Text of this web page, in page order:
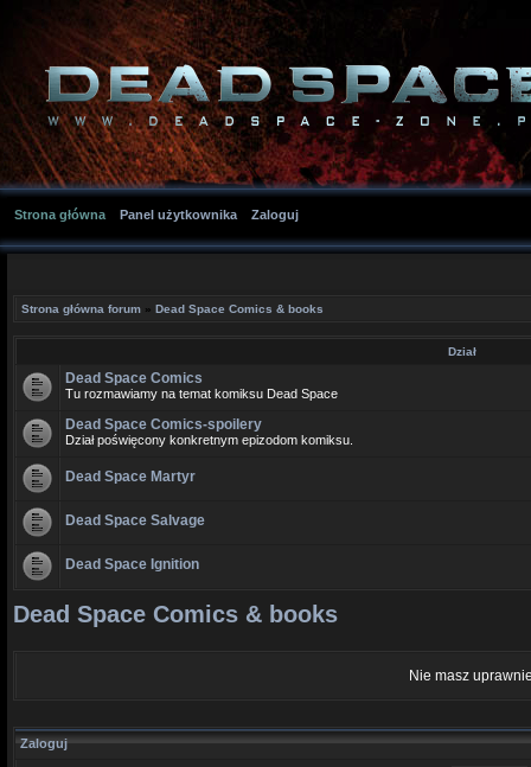
Strona główna Panel użytkownika Zaloguj
Strona główna forum » Dead Space Comics & books
Dział
Dead Space Comics
Tu rozmawiamy na temat komiksu Dead Space
Dead Space Comics-spoilery
Dział poświęcony konkretnym epizodom komiksu.
Dead Space Martyr
Dead Space Salvage
Dead Space Ignition
Dead Space Comics & books
Nie masz
Zaloguj